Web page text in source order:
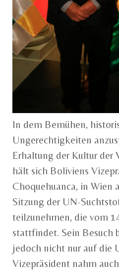
In dem Bemühen,
Ungerechtigkeiten
Erhaltung der Kultur der
hält sich Boliviens
Choquehuanca, in Wien
Sitzung der UN-
teilzunehmen, die vom
stattfindet. Sein Besuch
jedoch nicht nur auf die
Vizepräsident nahm